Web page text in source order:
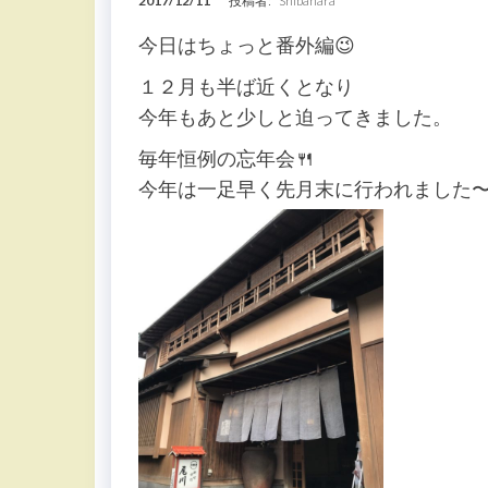
今日はちょっと番外編😉
１２月も半ば近くとなり
今年もあと少しと迫ってきました。
毎年恒例の忘年会🍴
今年は一足早く先月末に行われました